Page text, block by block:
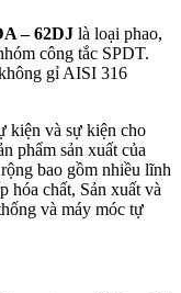
– 62DJ là loại phao,
công tắc SPDT.
gỉ AISI 316
kiện và sự kiện cho
phẩm sản xuất của
bao gồm nhiều lĩnh
hóa chất, Sản xuất và
và máy móc tự